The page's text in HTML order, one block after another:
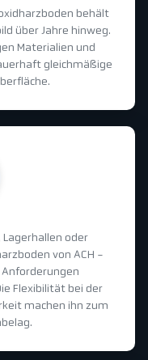
behält
über Jahre hinweg.
Materialien und
gleichmäßige
Lagerhallen oder
von ACH -
Flexibilität bei der
machen ihn zum